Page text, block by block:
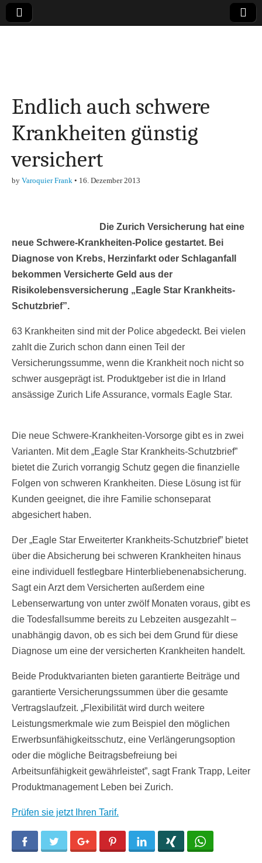
Finanzen,
Marketing-, Vertrieb-
& Investment-Tipps
Endlich auch schwere
Krankheiten günstig
versichert
by Varoquier Frank • 16. Dezember 2013
Die Zurich Versicherung hat eine
neue Schwere-Krankheiten-Police gestartet. Bei
Diagnose von Krebs, Herzinfarkt oder Schlaganfall
bekommen Versicherte Geld aus der
Risikolebensversicherung „Eagle Star Krankheits-
Schutzbrief”.
63 Krankheiten sind mit der Police abgedeckt. Bei vielen
zahlt die Zurich schon dann einen Teil der
Versicherungssumme, wenn die Krankheit noch nicht so
schwer ausgeprägt ist. Produktgeber ist die in Irland
ansässige Zurich Life Assurance, vormals Eagle Star.
Die neue Schwere-Krankheiten-Vorsorge gibt es in zwei
Varianten. Mit dem „Eagle Star Krankheits-Schutzbrief”
bietet die Zurich vorrangig Schutz gegen die finanzielle
Folgen von schweren Krankheiten. Diese Lösung ist für
Kunden geeignet, die ihre Familie schonseparat
abgesichert haben.
Der „Eagle Star Erweiterter Krankheits-Schutzbrief” bietet
über die Absicherung bei schweren Krankheiten hinaus
eine individuell festlegbare Hinterbliebenenabsicherung.
Sagt ein Arzt dem Versicherten außerdem eine
Lebenserwartung von unter zwölf Monaten voraus, gibt es
die Todesfallsumme bereits zu Lebzeiten ausgezahlt –
unabhängig davon, ob es sich bei dem Grund für diese
Diagnose um eine der versicherten Krankheiten handelt.
Beide Produktvarianten bieten garantierte Beiträge und
garantierte Versicherungssummen über die gesamte
Vertragslaufzeit. „Flexibilität wird durch weitere
Leistungsmerkmale wie zum Beispiel den möglichen
Erwerbsunfähigkeitsschutz, eine Verlängerungsoption
oder die mögliche Beitragsbefreiung bei
Arbeitsunfähigkeit gewährleistet”, sagt Frank Trapp, Leiter
Produktmanagement Leben bei Zurich.
Prüfen sie jetzt Ihren Tarif.
Facebook Twitter Google+ Pinterest LinkedIn